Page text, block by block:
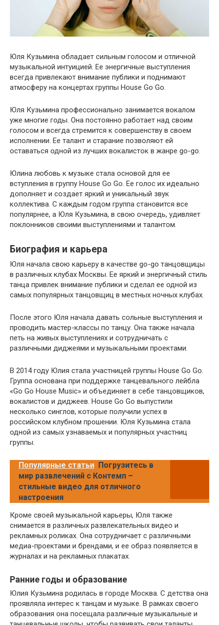
Юля Кузьмина обладает сильным голосом и отличной
музыкальной интуицией. Ее энергичные выступления
всегда привлекают внимание публики и поднимают
атмосферу на концертах группы House Go Go.
Юля Кузьмина профессионально занимается вокалом
уже многие годы. Она постоянно работает над своим
голосом и всегда стремится к совершенству в своем
исполнении. Ее талант и старание позволяют ей
оставаться одной из лучших вокалисток в жанре go-go.
Юлина любовь к музыке стала основой для ее
вступления в группу House Go Go. Ее голос их идеально
дополняет и создает яркий и уникальный звук
коллектива. С каждым годом группа становится все
популярнее, а Юля Кузьмина, в свою очередь, удивляет
поклонников своими выступлениями и талантом.
Биография и карьера
Юля начала свою карьеру в качестве go-go танцовщицы
в различных клубах Москвы. Ее яркий и энергичный стиль
танца привлек внимание публики и сделал ее одной из
самых популярных танцовщиц в местных ночных клубах.
После этого Юля начала давать сольные выступления и
проводить мастер-классы по танцу. Она также начала
петь на живых выступлениях и сотрудничать с
различными диджеями и музыкальными проектами.
В 2014 году Юлия стала участницей группы House Go Go.
Группа основана при поддержке танцевального лейбла
«Go Go House Music» и объединяет в себе танцовщиков,
вокалистов и диджеев. House Go Go выпустили
несколько синглов, которые получили успех в
российском клубном прошении. Юля Кузьмина стала
одной из самых узнаваемых и популярных участниц
группы.
Популярные статьи Погрузитесь в
мир развлечений с Контемп –
стильные видео для отличного
настроения
Кроме своей музыкальной карьеры, Юля также
снимается в различных развлекательных видео и
рекламных роликах. Она сотрудничает с различными
медиа-проектами и брендами, и ее образ появляется в
журналах и на рекламных плакатах.
Ранние годы и образование
Юлия Кузьмина родилась в городе Москва. С детства она
проявляла интерес к танцам и музыке. В рамках своего
образования она посещала различные музыкальные и